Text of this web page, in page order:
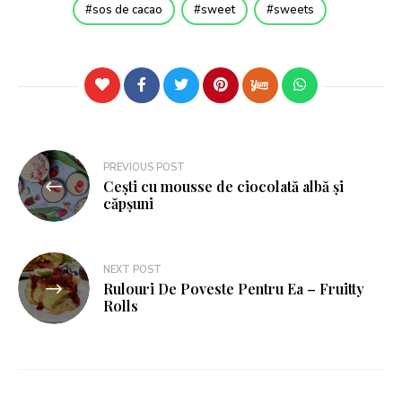
sos de cacao sweet sweets
PREVIOUS POST
Cești cu mousse de ciocolată albă și
căpșuni
NEXT POST
Rulouri De Poveste Pentru Ea – Fruitty
Rolls